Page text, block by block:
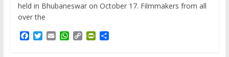
held in Bhubaneswar on October 17. Filmmakers from all
over the
F
T
E
W C
P
S